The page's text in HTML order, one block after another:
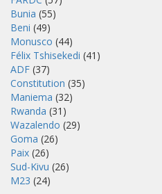
Bunia (55)
Beni (49)
Monusco (44)
Félix Tshisekedi (41)
ADF (37)
Constitution (35)
Maniema (32)
Rwanda (31)
Wazalendo (29)
Goma (26)
Paix (26)
Sud-Kivu (26)
M23 (24)